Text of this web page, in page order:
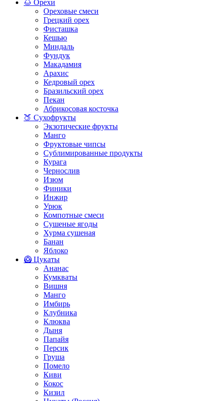
🌰 Орехи
Ореховые смеси
Грецкий орех
Фисташка
Кешью
Миндаль
Фундук
Макадамия
Арахис
Кедровый орех
Бразильский орех
Пекан
Абрикосовая косточка
🍑 Сухофрукты
Экзотические фрукты
Манго
Фруктовые чипсы
Сублимированные продукты
Курага
Чернослив
Изюм
Финики
Инжир
Урюк
Компотные смеси
Сушеные ягоды
Хурма сушеная
Банан
Яблоко
🥝 Цукаты
Ананас
Кумкваты
Вишня
Манго
Имбирь
Клубника
Клюква
Дыня
Папайя
Персик
Груша
Помело
Киви
Кокос
Кизил